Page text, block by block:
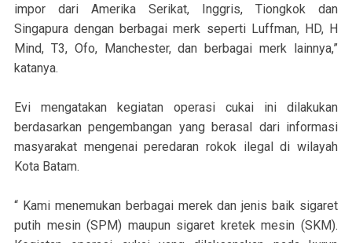
impor dari Amerika Serikat, Inggris, Tiongkok dan
Singapura dengan berbagai merk seperti Luffman, HD, H
Mind, T3, Ofo, Manchester, dan berbagai merk lainnya,”
katanya.
Evi mengatakan kegiatan operasi cukai ini dilakukan
berdasarkan pengembangan yang berasal dari informasi
masyarakat mengenai peredaran rokok ilegal di wilayah
Kota Batam.
“ Kami menemukan berbagai merek dan jenis baik sigaret
putih mesin (SPM) maupun sigaret kretek mesin (SKM).